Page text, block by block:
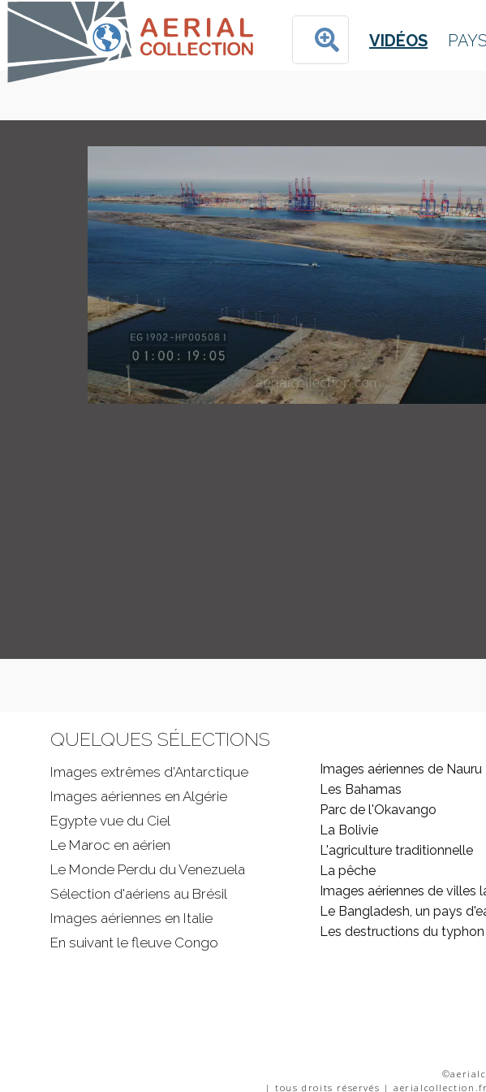
VIDÉOS PAYS
QUELQUES SÉLECTIONS
Images extrêmes d'Antarctique
Images aériennes en Algérie
Egypte vue du Ciel
Le Maroc en aérien
Le Monde Perdu du Venezuela
Sélection d'aériens au Brésil
Images aériennes en Italie
En suivant le fleuve Congo
Images aériennes de Nauru
Les Bahamas
Parc de l'Okavango
La Bolivie
L'agriculture traditionnelle
La pêche
Images aériennes de villes
Le Bangladesh, un pays
Les destructions du
| tous droits réservés |